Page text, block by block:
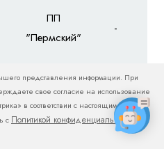
ПП
"Пермский"
-
представления информации. При
свое согласие на использование
в соответствии с настоящим
с Политикой конфиденциальности.